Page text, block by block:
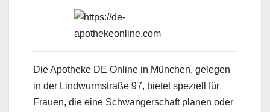
Die Apotheke DE Online in München, gelegen
in der Lindwurmstraße 97, bietet speziell für
Frauen, die eine Schwangerschaft planen oder